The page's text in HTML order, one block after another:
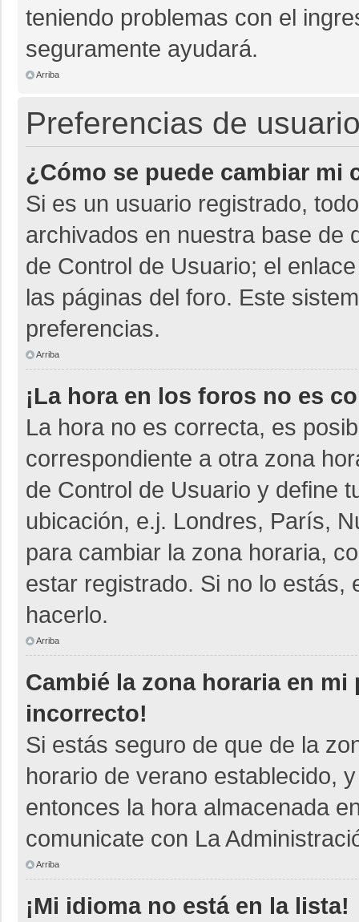
teniendo problemas con el
seguramente ayudará.
Arriba
Preferencias de
¿Cómo se puede cambiar mi
Si es un usuario registrado,
archivados en nuestra base de
de Control de Usuario; el
las páginas del foro. Este
preferencias.
Arriba
¡La hora en los foros no es
La hora no es correcta, es
correspondiente a otra zona
de Control de Usuario y define
ubicación, e.j. Londres, París,
para cambiar la zona horaria,
estar registrado. Si no lo estás,
hacerlo.
Arriba
Cambié la zona horaria en
incorrecto!
Si estás seguro de que de la
horario de verano establecido,
entonces la hora almacenada
comunicate con La
Arriba
¡Mi idioma no está en la lista!